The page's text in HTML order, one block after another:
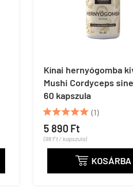
Kínai hernyógomba
Mushi Cordyceps
60 kapszula
 (1)
5 890 Ft
(98 Ft / kapszula)
 KOSÁRBA